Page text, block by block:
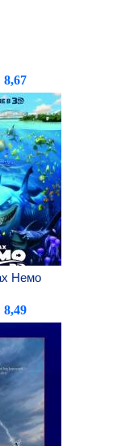
8,67
Немо
8,49